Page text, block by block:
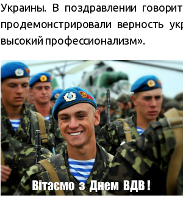
Украины. В поздравлении
продемонстрировали верность
высокий профессионализм».